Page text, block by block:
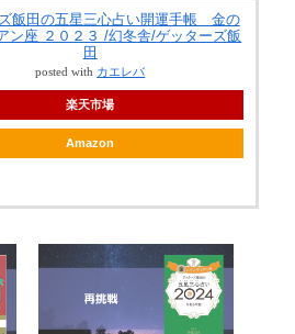
飯田の五星三心占い開運手帳 金の
ン座 ２０２３ /幻冬舎/ゲッターズ飯
田
posted with カエレバ
楽天市場
Amazon